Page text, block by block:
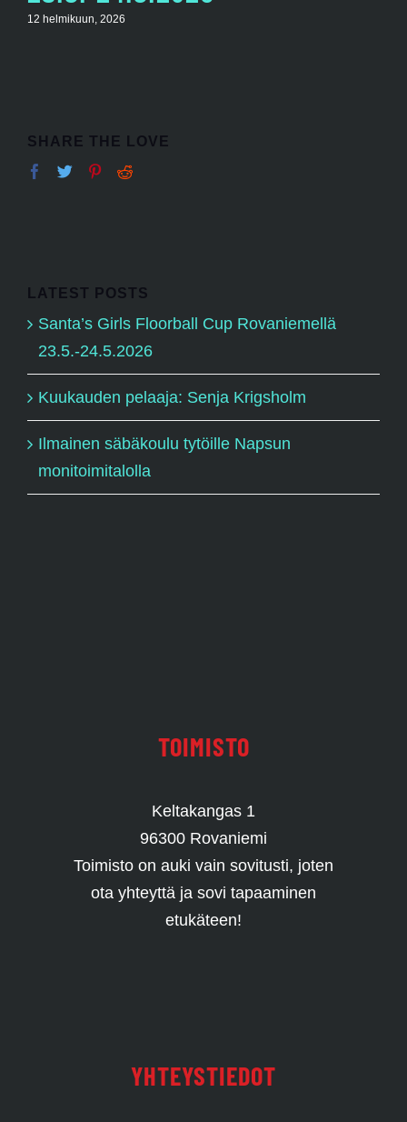
12 helmikuun, 2026
SHARE THE LOVE
LATEST POSTS
Santa’s Girls Floorball Cup Rovaniemellä
23.5.-24.5.2026
Kuukauden pelaaja: Senja Krigsholm
Ilmainen säbäkoulu tytöille Napsun
monitoimitalolla
TOIMISTO
Keltakangas 1
96300 Rovaniemi
Toimisto on auki vain sovitusti, joten
ota yhteyttä ja sovi tapaaminen
etukäteen!
YHTEYSTIEDOT